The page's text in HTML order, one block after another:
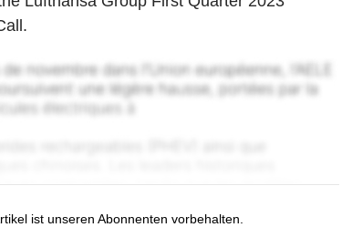
ist unseren Abonnenten vorbehalten.